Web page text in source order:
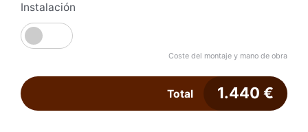
Instalación
Coste del montaje y mano de obra
Total 1.440 €